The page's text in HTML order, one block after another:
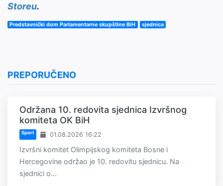
Storeu.
Predstavnički dom Parlamentarne skupštine BiH sjednica
PREPORUČENO
Održana 10. redovita sjednica Izvršnog
komiteta OK BiH
Sport 01.08.2026 16:22
Izvršni komitet Olimpijskog komiteta Bosne i
Hercegovine održao je 10. redovitu sjednicu. Na
sjednici o...